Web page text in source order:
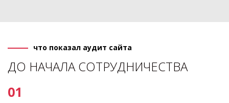
что показал аудит сайта
ДО НАЧАЛА СОТРУДНИЧЕСТВА